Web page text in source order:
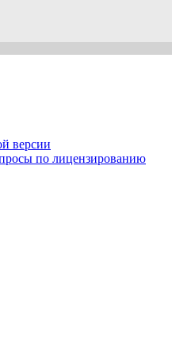
версии
по лицензированию